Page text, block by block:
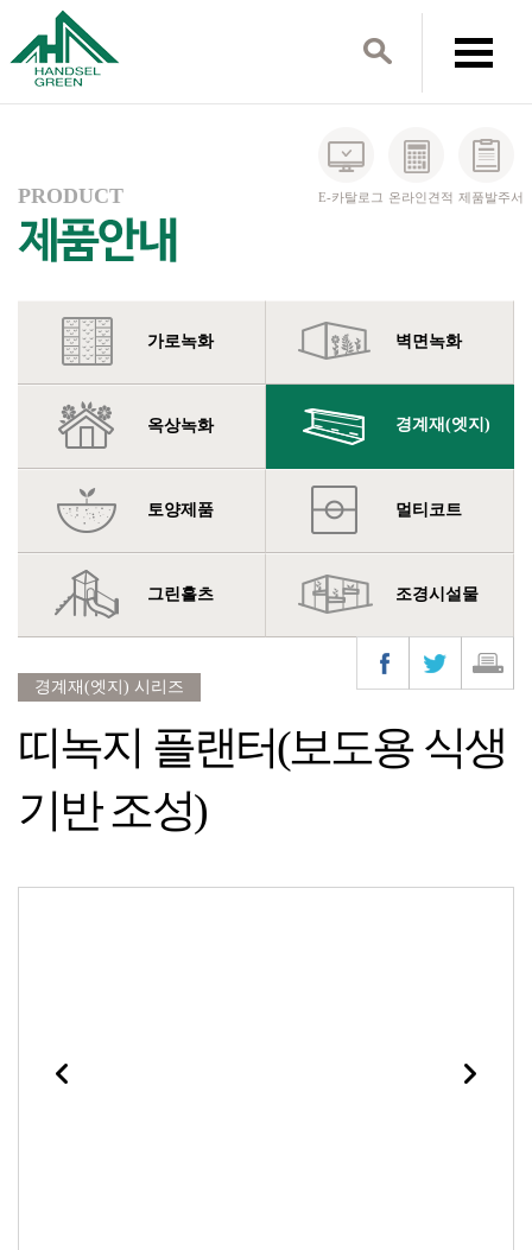
E-카탈로그 온라인견적 제품발주서
PRODUCT
가로녹화 벽면녹화
옥상녹화 경계재(엣지)
토양제품 멀티코트
그린홀츠 조경시설물
경계재(엣지) 시리즈
띠녹지 플랜터(보도용 식생
기반 조성)